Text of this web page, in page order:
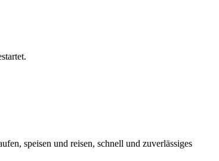
speisen und reisen, schnell und zuverlässiges